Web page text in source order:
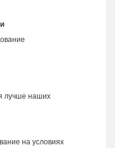
лучше наших
на условиях